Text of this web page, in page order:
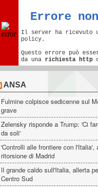
ANSA
Fulmine colpisce sedicenne sul
grave
Zelensky risponde a Trump: 'Ci
da soli'
'Controlli alle frontiere con l'Italia',
ritorsione di Madrid
Il grande caldo sull'Italia, allerta
Centro Sud